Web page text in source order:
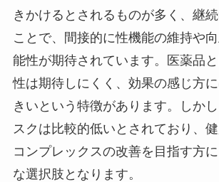
きかけるとされるものが多く、継
ことで、間接的に性機能の維持や
能性が期待されています。医薬品
性は期待しにくく、効果の感じ方
きいという特徴があります。しか
スクは比較的低いとされており、
コンプレックスの改善を目指す方
な選択肢となります。